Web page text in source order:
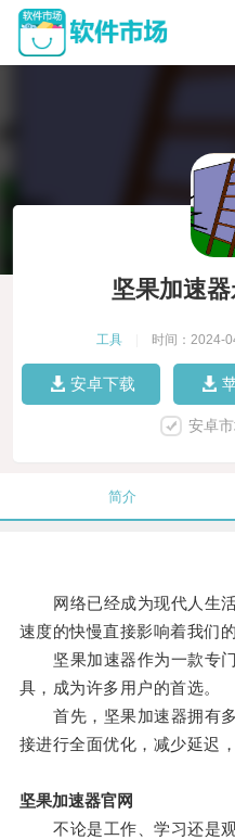
坚果加速
工具 时间：2024-
安卓下载
安卓
简介
网络已经成为现代人生活
速度的快慢直接影响着我们
坚果加速器作为一款专门
具，成为许多用户的首选。
首先，坚果加速器拥有多
接进行全面优化，减少延迟
坚果加速器官网
不论是工作、学习还是观